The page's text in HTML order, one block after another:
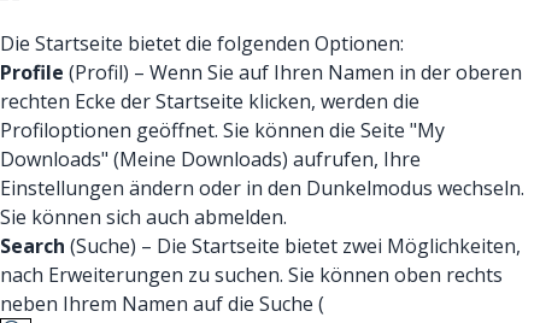
Die Startseite bietet die folgenden Optionen:
Profile (Profil) – Wenn Sie auf Ihren Namen in der oberen
rechten Ecke der Startseite klicken, werden die
Profiloptionen geöffnet. Sie können die Seite "My
Downloads" (Meine Downloads) aufrufen, Ihre
Einstellungen ändern oder in den Dunkelmodus wechseln.
Sie können sich auch abmelden.
Search (Suche) – Die Startseite bietet zwei Möglichkeiten,
nach Erweiterungen zu suchen. Sie können oben rechts
neben Ihrem Namen auf die Suche (